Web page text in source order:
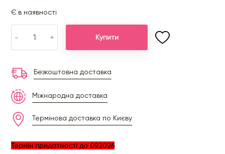
Є в наявності
- + Купити
Безкоштовна доставка
Міжнародна доставка
Термінова доставка по Києву
Термін придатності до 09.2026